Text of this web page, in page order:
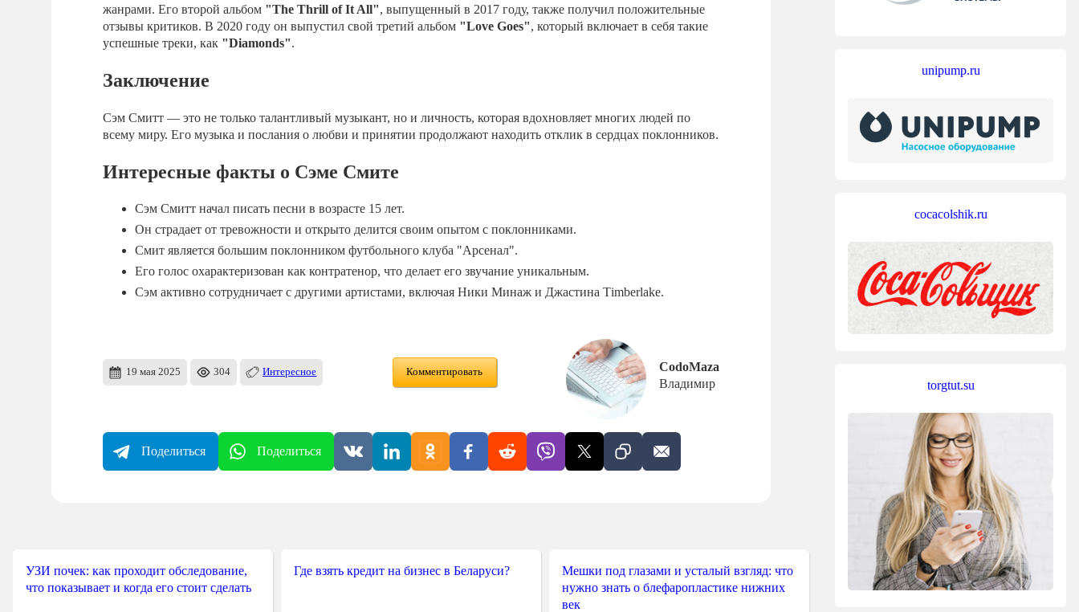
жанрами. Его второй альбом "The Thrill of It All", выпущенный в 2017 году, также получил положительные
отзывы критиков. В 2020 году он выпустил свой третий альбом "Love Goes", который включает в себя такие
успешные треки, как "Diamonds".
Заключение
Сэм Смитт — это не только талантливый музыкант, но и личность, которая вдохновляет многих людей по
всему миру. Его музыка и послания о любви и принятии продолжают находить отклик в сердцах поклонников.
Интересные факты о Сэме Смите
Сэм Смитт начал писать песни в возрасте 15 лет.
Он страдает от тревожности и открыто делится своим опытом с поклонниками.
Смит является большим поклонником футбольного клуба "Арсенал".
Его голос охарактеризован как контратенор, что делает его звучание уникальным.
Сэм активно сотрудничает с другими артистами, включая Ники Минаж и Джастина Тimberlake.
19 мая 2025 304 Интересное Комментировать
CodoMaza
Владимир
Поделиться Поделиться
УЗИ почек: как проходит обследование,
что показывает и когда его стоит сделать
Где взять кредит на бизнес в Беларуси?
Мешки под глазами и усталый взгляд: что
нужно знать о блефаропластике нижних
век
unipump.ru
cocacolshik.ru
torgtut.su